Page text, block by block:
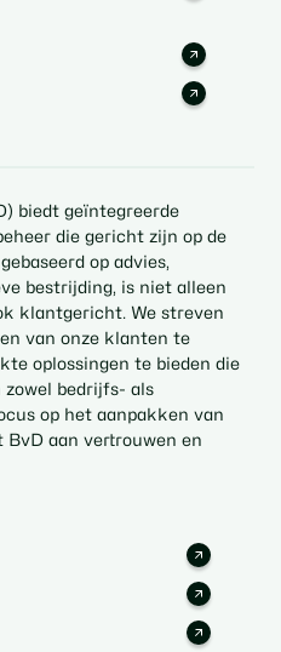
biedt geïntegreerde
die gericht zijn op de
op advies,
bestrijding, is niet alleen
klantgericht. We streven
van onze klanten te
oplossingen te bieden die
bedrijfs- als
op het aanpakken van
BvD aan vertrouwen en